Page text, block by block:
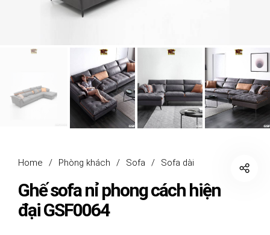
Home / Phòng khách / Sofa / Sofa dài
Ghế sofa nỉ phong cách hiện
đại GSF0064